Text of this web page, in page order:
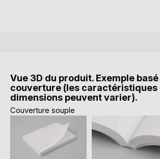
Vue 3D du produit. Exemple
couverture (les caractéristiques
dimensions peuvent varier).
Couverture souple